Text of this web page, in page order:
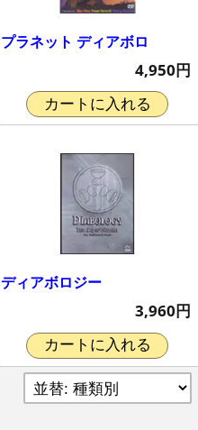
プラネット ディアボロ
4,950円
カートに入れる
ディアボロジー
3,960円
カートに入れる